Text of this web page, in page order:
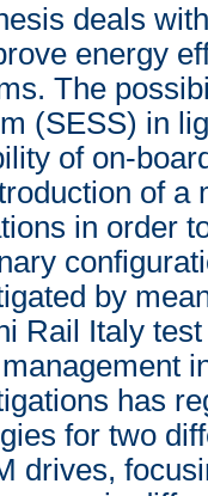
deals
energy
The
(SESS) in
of on-
of a
in order
by
Rail Italy
has
for two
drives,